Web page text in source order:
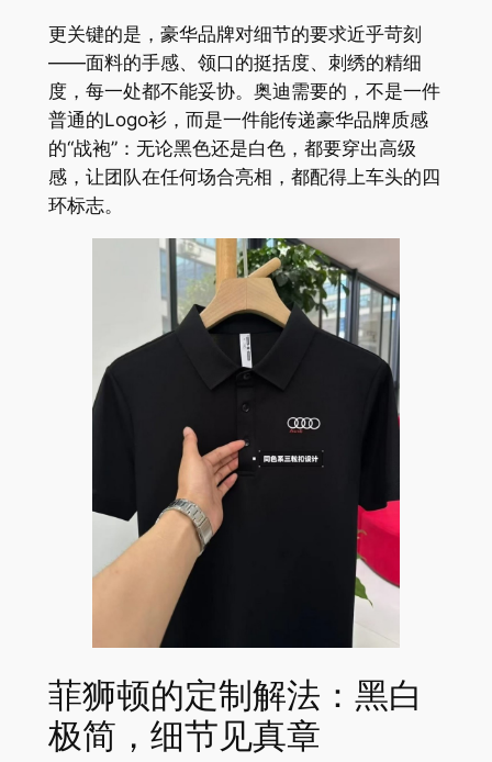
更关键的是，豪华品牌对细节的要求近乎苛刻
——面料的手感、领口的挺括度、刺绣的精细
度，每一处都不能妥协。奥迪需要的，不是一件
普通的Logo衫，而是一件能传递豪华品牌质感
的“战袍”：无论黑色还是白色，都要穿出高级
感，让团队在任何场合亮相，都配得上车头的四
环标志。
菲狮顿的定制解法：黑白
极简，细节见真章